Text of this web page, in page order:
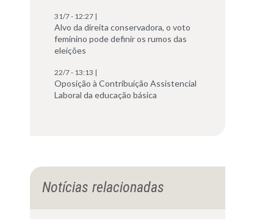
31/7 - 12:27 |
Alvo da direita conservadora, o voto
feminino pode definir os rumos das
eleições
22/7 - 13:13 |
Oposição à Contribuição Assistencial
Laboral da educação básica
Notícias relacionadas